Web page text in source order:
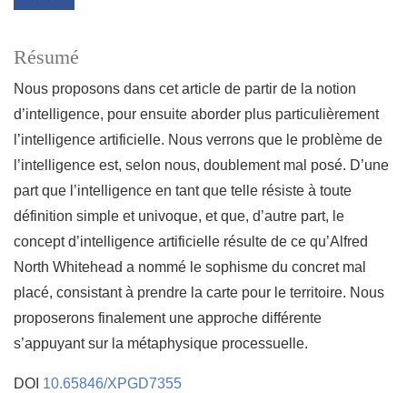
Résumé
Nous proposons dans cet article de partir de la notion
d’intelligence, pour ensuite aborder plus particulièrement
l’intelligence artificielle. Nous verrons que le problème de
l’intelligence est, selon nous, doublement mal posé. D’une
part que l’intelligence en tant que telle résiste à toute
définition simple et univoque, et que, d’autre part, le
concept d’intelligence artificielle résulte de ce qu’Alfred
North Whitehead a nommé le sophisme du concret mal
placé, consistant à prendre la carte pour le territoire. Nous
proposerons finalement une approche différente
s’appuyant sur la métaphysique processuelle.
DOI 10.65846/XPGD7355